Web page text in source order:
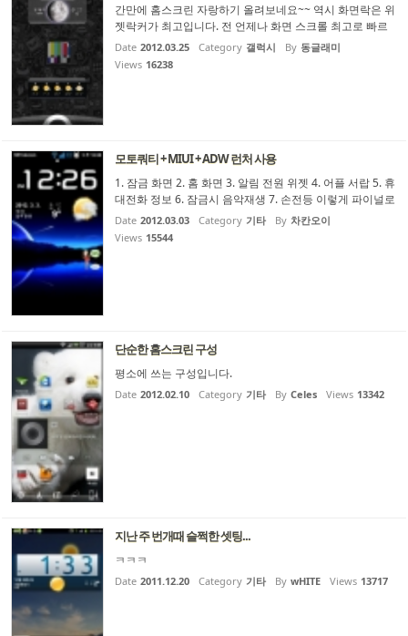
간만에 홈스크린 자랑하기 올려보네요~~ 역시 화면락은 위
젯락커가 최고입니다. 전 언제나 화면 스크롤 최고로 빠르
고 부드러운 런쳐프로만 씁니다. 흐흐.. 제 생일이 얼마 안
남았네요. 저의 시스템,유틸관련 화면입니다. 아들딸 전용
Date 2012.03.25 Category 갤럭시 By 동글래미
Views 16238
모토쿼티 + MIUI + ADW 런처 사용
1. 잠금 화면 2. 홈 화면 3. 알림 전원 위젯 4. 어플 서랍 5. 휴
대전화 정보 6. 잠금시 음악재생 7. 손전등 이렇게 파이널로
설정하여 사용중입니다. 홈화면에 많은것을 두고 싶으나...
폰의 특성(용량...ㅜ...
Date 2012.03.03 Category 기타 By 차칸오이
Views 15544
단순한 홈스크린 구성
평소에 쓰는 구성입니다.
Date 2012.02.10 Category 기타 By Celes Views 13342
지난 주 번개때 슬쩍한 셋팅...
ㅋㅋㅋ
Date 2011.12.20 Category 기타 By wHITE Views 13717